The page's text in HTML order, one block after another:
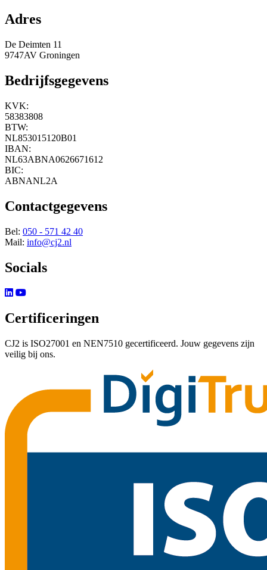
Adres
De Deimten 11
9747AV Groningen
Bedrijfsgegevens
KVK:
58383808
BTW:
NL853015120B01
IBAN:
NL63ABNA0626671612
BIC:
ABNANL2A
Contactgegevens
Bel: 050 - 571 42 40
Mail: info@cj2.nl
Socials
Certificeringen
CJ2 is ISO27001 en NEN7510 gecertificeerd. Jouw gegevens zijn
veilig bij ons.